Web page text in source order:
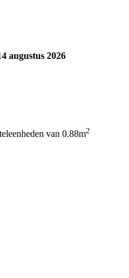
augustus 2026
van 0.88m2